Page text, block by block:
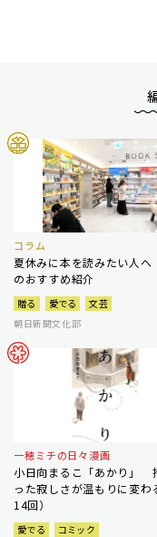
コラム
夏休みに本を読みたい人
のおすすめ紹介
贈る 愛でる
文芸
朝日新聞文化部
一穂ミチの日々漫画
小日向まるこ「あかり」
った寂しさが温もりに変わ
14回）
愛でる
コミック